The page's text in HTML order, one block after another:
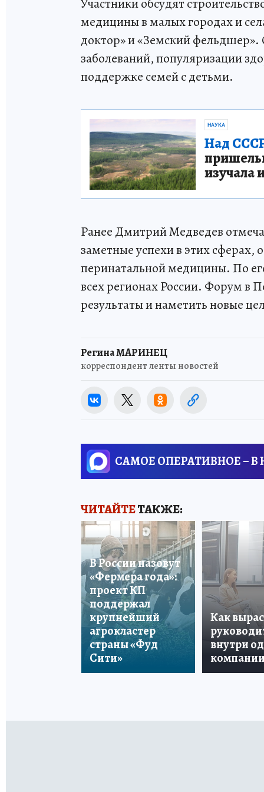
медицины в малых городах и
доктор» и «Земский
заболеваний, популяризации
поддержке семей с детьми.
НАУКА
Над
изучала
Ранее Дмитрий Медведев
заметные успехи в этих сферах,
перинатальной медицины. По
всех регионах России. Форум в
результаты и наметить новые
Регина МАРИНЕЦ
корреспондент ленты новостей
САМОЕ ОПЕРАТИВНОЕ – В
ЧИТАЙТЕТАКЖЕ:
В России назовут
«Фермера года»:
проект КП
поддержал
крупнейший
агрокластер
страны «Фуд
Сити»
Как
внутри